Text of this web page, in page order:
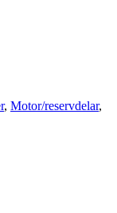
, Motor/reservdelar,